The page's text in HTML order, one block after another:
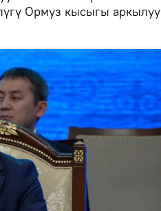
Ормуз кысыгы аркылуу